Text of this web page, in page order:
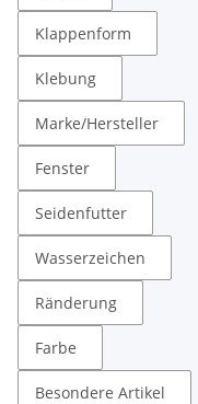
Klappenform
Klebung
Marke/Hersteller
Fenster
Seidenfutter
Wasserzeichen
Ränderung
Farbe
Besondere Artikel